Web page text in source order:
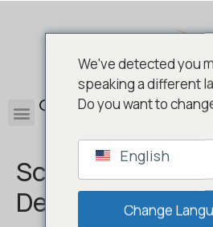
0
Schlagwort:
Desktop 19
We've detected you
speaking a different
Do you want to
English
Change